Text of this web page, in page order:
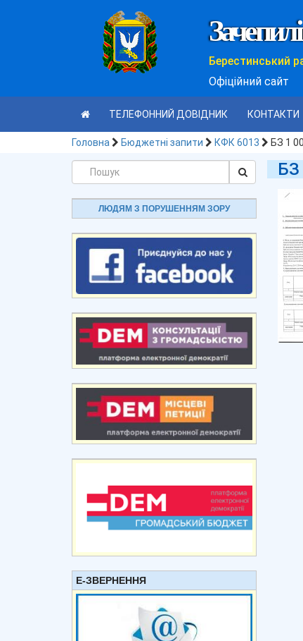
Берестинський
Офіційний сайт
ТЕЛЕФОННИЙ ДОВІДНИК КОНТАКТИ
Головна Бюджетні запити КФК 6013 БЗ 1
ЛЮДЯМ З ПОРУШЕННЯМ ЗОРУ
Е-ЗВЕРНЕННЯ
БЗ